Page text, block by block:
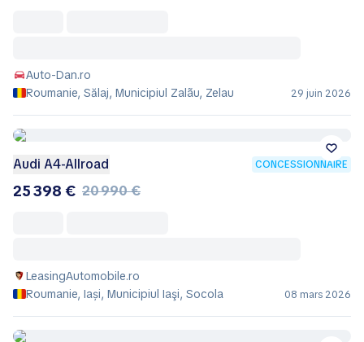
Auto-Dan.ro
Roumanie, Sălaj, Municipiul Zalãu, Zelau
29 juin 2026
Audi A4-Allroad CONCESSIONNAIRE
25 398 € 20 990 €
LeasingAutomobile.ro
Roumanie, Iași, Municipiul Iaşi, Socola
08 mars 2026